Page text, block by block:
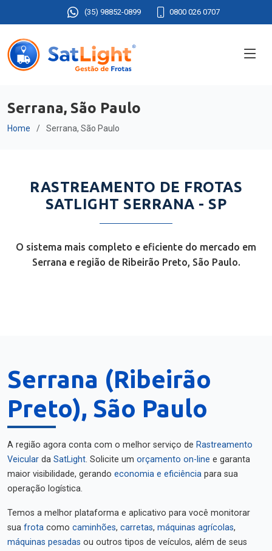
(35) 98852-0899 0800 026 0707
Serrana, São Paulo
Home Serrana, São Paulo
RASTREAMENTO DE FROTAS
SATLIGHT SERRANA - SP
O sistema mais completo e eficiente do mercado em
Serrana e região de Ribeirão Preto, São Paulo.
Serrana (Ribeirão
Preto), São Paulo
A região agora conta com o melhor serviço de Rastreamento
Veicular da SatLight. Solicite um orçamento on-line e garanta
maior visibilidade, gerando economia e eficiência para sua
operação logística.
Temos a melhor plataforma e aplicativo para você monitorar
sua frota como caminhões, carretas, máquinas agrícolas,
máquinas pesadas ou outros tipos de veículos, além de seus